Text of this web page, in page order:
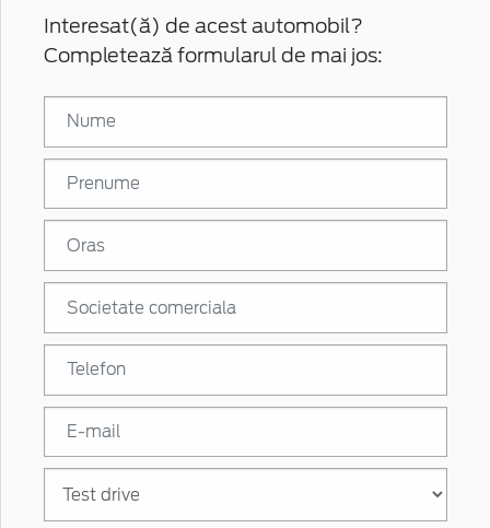
Interesat(ă) de acest automobil?
Completează formularul de mai jos: